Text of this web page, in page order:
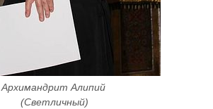
Архимандрит Алипий
(Светличный)